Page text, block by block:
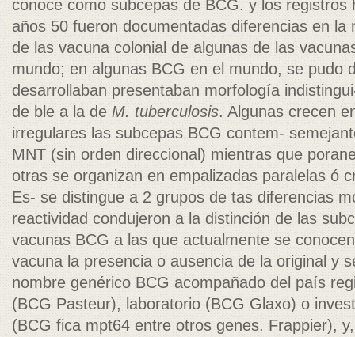
conoce como subcepas de BCG. y los registros
años 50 fueron documentadas diferencias en la
de las vacuna colonial de algunas de las
mundo; en algunas BCG en el mundo, se pudo
desarrollaban presentaban morfología
de ble a la de M. tuberculosis. Algunas crecen
irregulares las subcepas BCG contem-
MNT (sin orden direccional) mientras que
otras se organizan en empalizadas paralelas ó
Es- se distingue a 2 grupos de tas diferencias
reactividad condujeron a la distinción de las
vacunas BCG a las que actualmente se
vacuna la presencia o ausencia de la original y
nombre genérico BCG acompañado del país
(BCG Pasteur), laboratorio (BCG Glaxo) o
(BCG fica mpt64 entre otros genes. Frappier),